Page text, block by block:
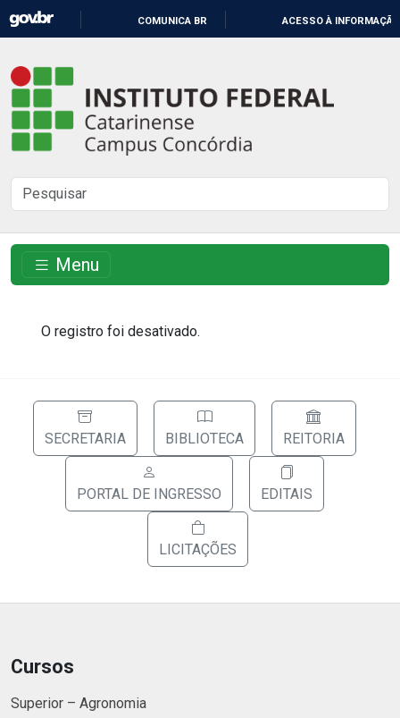
CONTEÚDO
COMUNICA BR ACESSO À INFORMAÇÃO
Instituto
Federal
Catarinense
-
Campus
Concórdia
Buscar
no
site
Menu
O registro foi desativado.
SECRETARIA BIBLIOTECA REITORIA
PORTAL DE INGRESSO EDITAIS
LICITAÇÕES
Cursos
Superior – Agronomia